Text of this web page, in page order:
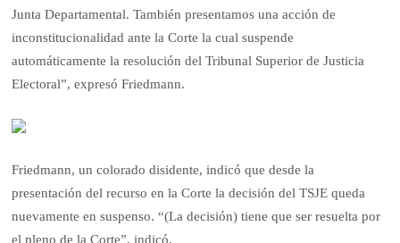
Junta Departamental. También presentamos una acción de
inconstitucionalidad ante la Corte la cual suspende
automáticamente la resolución del Tribunal Superior de Justicia
Electoral”, expresó Friedmann.
Friedmann, un colorado disidente, indicó que desde la
presentación del recurso en la Corte la decisión del TSJE queda
nuevamente en suspenso. “(La decisión) tiene que ser resuelta por
el pleno de la Corte”, indicó.